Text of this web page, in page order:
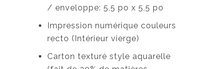
/ enveloppe: 5,5 po x 5,5 po
Impression numérique couleurs
recto (Intérieur vierge)
Carton texturé style aquarelle